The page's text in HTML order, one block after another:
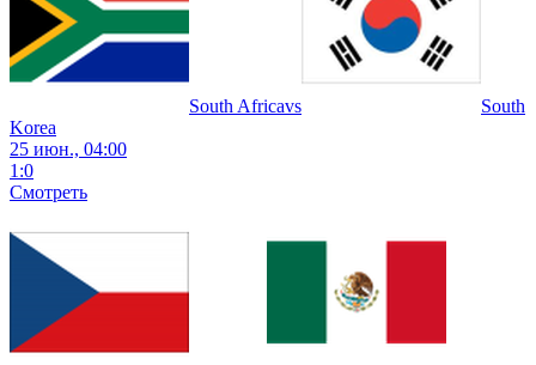
South Africavs
South
Korea
25 июн., 04:00
1:0
Смотреть